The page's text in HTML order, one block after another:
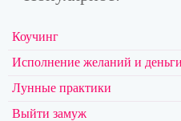
Коучинг
Исполнение желаний и деньги
Лунные практики
Выйти замуж